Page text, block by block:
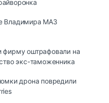
Владимира МАЗ
фирму оштрафовали на
экс-таможенника
дрона повредили